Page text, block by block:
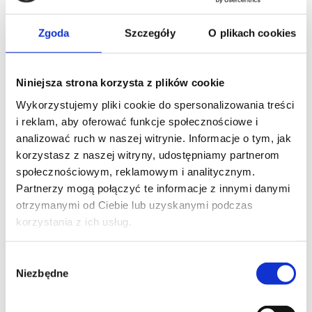
Zgoda Szczegóły O plikach cookies
Niniejsza strona korzysta z plików cookie
Wykorzystujemy pliki cookie do spersonalizowania treści
i reklam, aby oferować funkcje społecznościowe i
analizować ruch w naszej witrynie. Informacje o tym, jak
korzystasz z naszej witryny, udostępniamy partnerom
społecznościowym, reklamowym i analitycznym.
Partnerzy mogą połączyć te informacje z innymi danymi
otrzymanymi od Ciebie lub uzyskanymi podczas
korzystania z ich usług.
zgody
Niezbędne
SMAK
Zrównoważony i zaokrąglony, o średniej
miękkiego i otulającego doświadczenia.
WYGLĄD
Jasnobrązowa, delikatna i aksamitna crema o
jednolitej strukturze, oznaczającej doskonałą
ekstrakcję.
CAFFÉ PELLINI
CAFFÉ PELLINI